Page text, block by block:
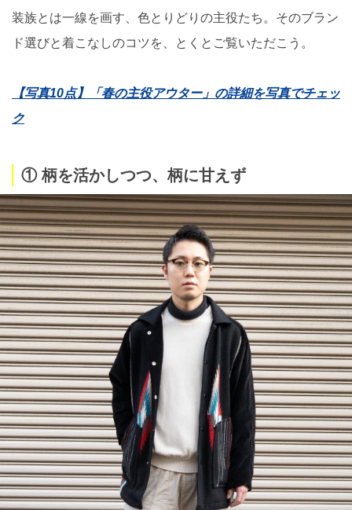
装族とは一線を画す、色とりどりの主役たち。そのブラン
ド選びと着こなしのコツを、とくとご覧いただこう。
【写真10点】「春の主役アウター」の詳細を写真でチェッ
ク
① 柄を活かしつつ、柄に甘えず